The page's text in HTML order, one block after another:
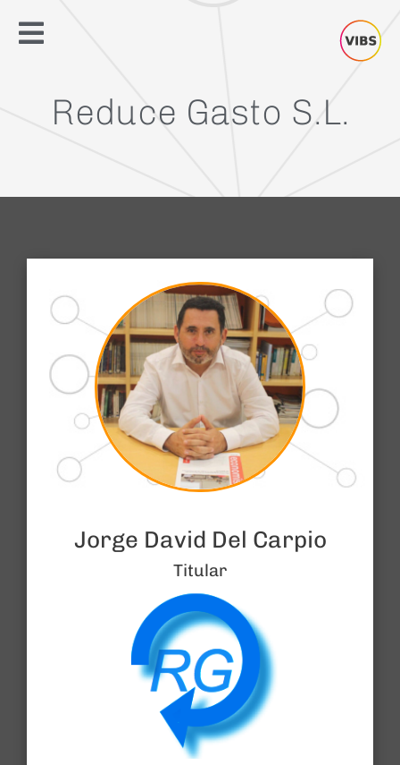
Reduce Gasto S.L.
Jorge David Del Carpio
Titular